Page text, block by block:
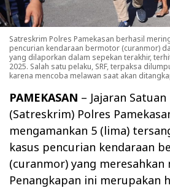
Satreskrim Polres Pamekasan berhasil
pencurian kendaraan bermotor (curanmor)
yang dilaporkan dalam sepekan terakhir,
2025. Salah satu pelaku, SRF, terpaksa
karena mencoba melawan saat akan
PAMEKASAN – Jajaran
(Satreskrim) Polres
mengamankan 5 (lima)
kasus pencurian kendaraan
(curanmor) yang meresahkan
Penangkapan ini merupakan